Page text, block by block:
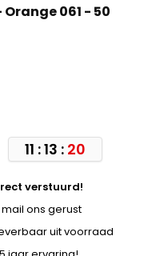
061 - 50
11 : 13 : 20
verstuurd!
mail ons gerust
uit voorraad